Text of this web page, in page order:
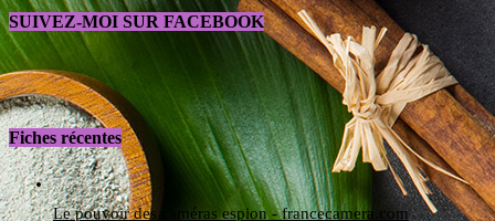
SUIVEZ-MOI SUR FACEBOOK
Fiches récentes
Le pouvoir des caméras espion - francecamera.com